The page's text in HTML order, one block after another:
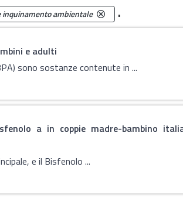
ambientale .
e adulti
sono sostanze contenute in ...
a in coppie madre-bambino
e il Bisfenolo ...